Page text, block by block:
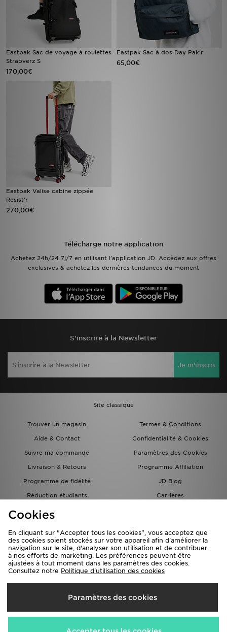
Eastpak Sac de voyage à roulettes
Strapverz S
170,00€
Eastpak Sac à dos Day Pak'r
65,00€
Eastpak Valise cabine zippée
Resist'r
270,00€
Télécharge notre application
Achetez 24h/24 7j/7 en utilisant l'application JD. Accèdez aux offres
exclusives & achetez les dernières tendances du moment
S'inscrire à la Newsletter
Je m'inscris
Site classique
Trouver un magasin
Termes & Conditions
Aide & Contact
Confidentialité & Cookies
Suivre ma commande
Paramètres des Cookies
Livraison & Retours
Programme Affiliation
Programme de fidélité
JD Blog
Réduction étudiants
Carrières
Carte Cadeau
Livraison Vers
France
Nous acceptons les méthodes de paiement suivantes
Service client
Nos Magasins
Télécharge l'Appli
Cookies
En cliquant sur "Accepter tous les cookies", vous acceptez que
des cookies soient stockés sur votre appareil afin d'améliorer la
navigation sur le site, d'analyser son utilisation et de contribuer
à nos efforts de marketing. Les préférences peuvent être
ajustées à tout moment dans les paramètres des cookies.
Consultez notre Politique d'utilisation des cookies
Paramètres des cookies